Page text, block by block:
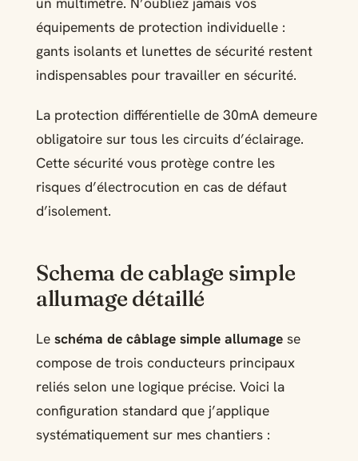
équipements de protection individuelle :
gants isolants et lunettes de sécurité restent
indispensables pour travailler en sécurité.
La protection différentielle de 30mA demeure
obligatoire sur tous les circuits d’éclairage.
Cette sécurité vous protège contre les
risques d’électrocution en cas de défaut
d’isolement.
Schema de cablage simple
allumage détaillé
Le schéma de câblage simple allumagese
compose de trois conducteurs principaux
reliés selon une logique précise. Voici la
configuration standard que j’applique
systématiquement sur mes chantiers :